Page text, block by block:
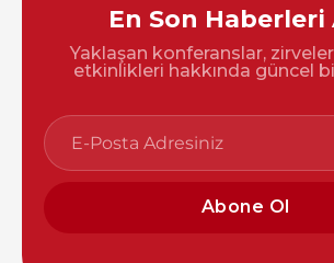
En Son Haberleri
Yaklaşan konferanslar,
etkinlikleri hakkında güncel
Abone Ol